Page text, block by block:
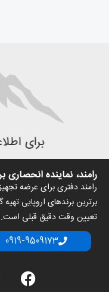
برای اطلاعات
رامند، نماینده
رامند دفتری برای عرضه
برترین برندهای اروپایی
تعیین وقت دقیق قبلی است.
0919-9509173
F
a